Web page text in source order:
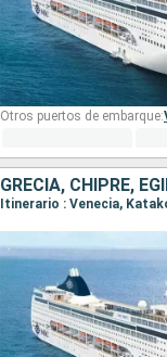
Otros puertos de embarque:
GRECIA, CHIPRE,
Itinerario : Venecia,